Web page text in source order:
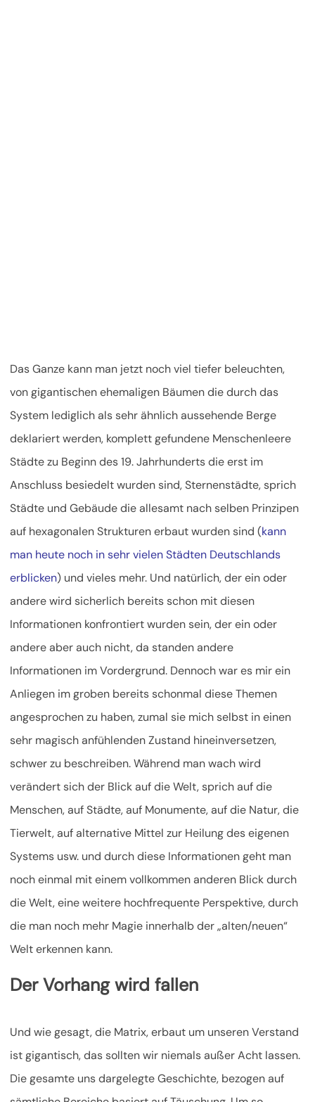
Das Ganze kann man jetzt noch viel tiefer beleuchten,
von gigantischen ehemaligen Bäumen die durch das
System lediglich als sehr ähnlich aussehende Berge
deklariert werden, komplett gefundene Menschenleere
Städte zu Beginn des 19. Jahrhunderts die erst im
Anschluss besiedelt wurden sind, Sternenstädte, sprich
Städte und Gebäude die allesamt nach selben Prinzipen
auf hexagonalen Strukturen erbaut wurden sind (kann
man heute noch in sehr vielen Städten Deutschlands
erblicken) und vieles mehr. Und natürlich, der ein oder
andere wird sicherlich bereits schon mit diesen
Informationen konfrontiert wurden sein, der ein oder
andere aber auch nicht, da standen andere
Informationen im Vordergrund. Dennoch war es mir ein
Anliegen im groben bereits schonmal diese Themen
angesprochen zu haben, zumal sie mich selbst in einen
sehr magisch anfühlenden Zustand hineinversetzen,
schwer zu beschreiben. Während man wach wird
verändert sich der Blick auf die Welt, sprich auf die
Menschen, auf Städte, auf Monumente, auf die Natur, die
Tierwelt, auf alternative Mittel zur Heilung des eigenen
Systems usw. und durch diese Informationen geht man
noch einmal mit einem vollkommen anderen Blick durch
die Welt, eine weitere hochfrequente Perspektive, durch
die man noch mehr Magie innerhalb der „alten/neuen“
Welt erkennen kann.
Der Vorhang wird fallen
Und wie gesagt, die Matrix, erbaut um unseren Verstand
ist gigantisch, das sollten wir niemals außer Acht lassen.
Die gesamte uns dargelegte Geschichte, bezogen auf